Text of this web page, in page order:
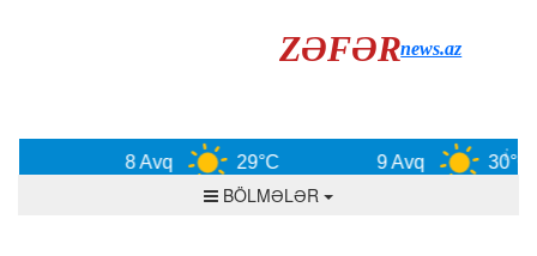
ZƏFƏRnews.az
8 Avq 29°C 9 Avq 30°C
BÖLMƏLƏR